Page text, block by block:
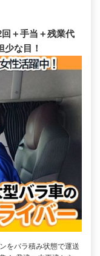
＋手当＋残業代
な目！
をバラ積み状態で運送